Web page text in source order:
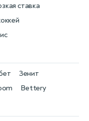
ставка
Bettery
Зенит